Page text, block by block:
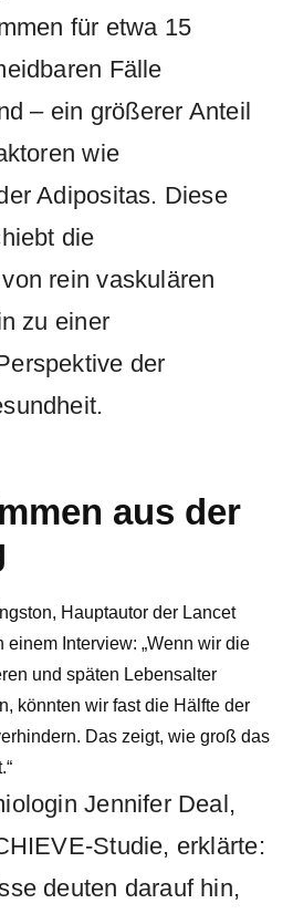
für etwa 15
Fälle
– ein größerer Anteil
wie
Adipositas. Diese
die
rein vaskulären
zu einer
der
aus der
Hauptautor der Lancet
einem Interview: Wenn wir die
und späten Lebensalter
könnten wir fast die Hälfte der
Das zeigt, wie groß das
Jennifer Deal,
Studie, erklärte:
deuten darauf hin,